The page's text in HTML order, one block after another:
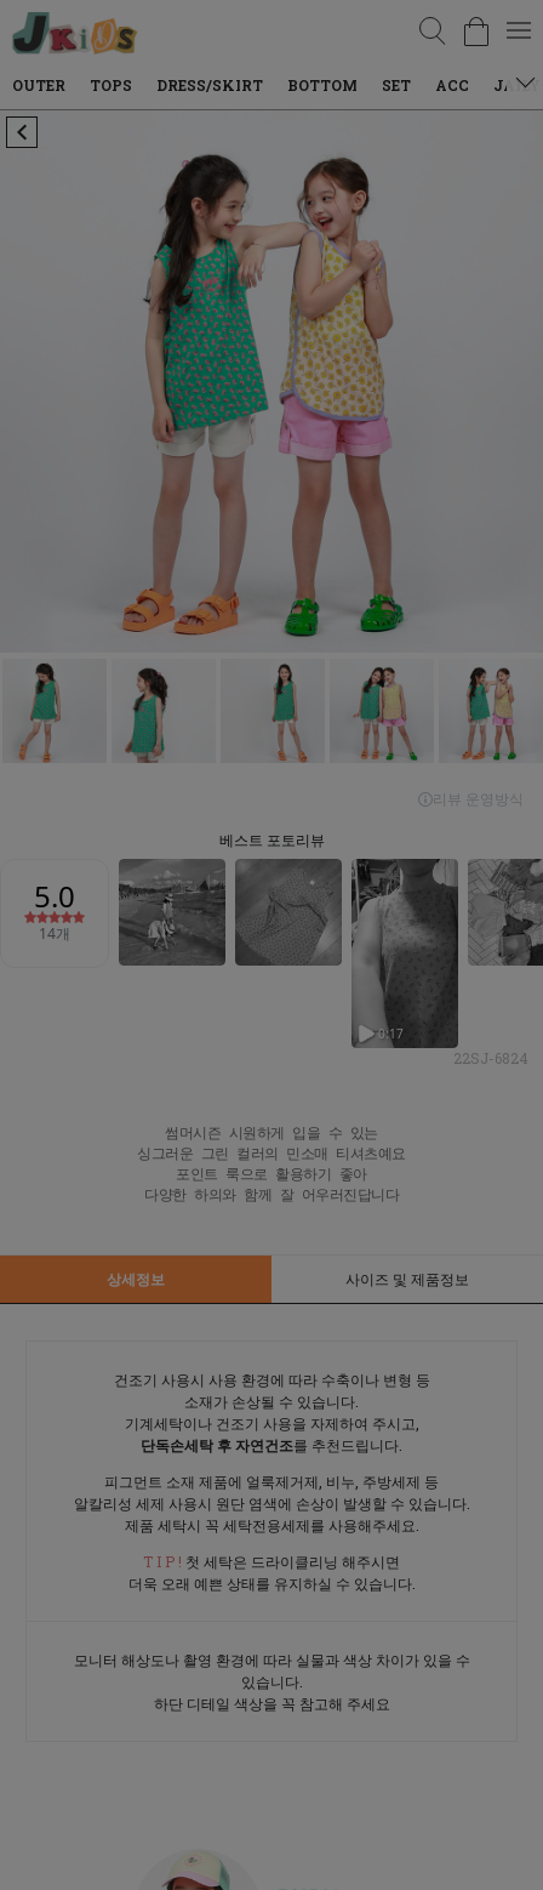
검색
TOPS DRESS/SKIRT BOTTOM SET ACC JAILY WEAR
22SJ-6824
썸머시즌 시원하게 입을 수 있는
싱그러운 그린 컬러의 민소매 티셔츠예요
포인트 룩으로 활용하기 좋아
다양한 하의와 함께 잘 어우러진답니다
상세정보 사이즈 및 제품정보
건조기 사용시 사용 환경에 따라 수축이나 변형 등
소재가 손상될 수 있습니다.
기계세탁이나 건조기 사용을 자제하여 주시고,
단독손세탁 후 자연건조를 추천드립니다.
피그먼트 소재 제품에 얼룩제거제, 비누, 주방세제 등
알칼리성 세제 사용시 원단 염색에 손상이 발생할 수 있습니다.
제품 세탁시 꼭 세탁전용세제를 사용해주세요.
T I P ! 첫 세탁은 드라이클리닝 해주시면
더욱 오래 예쁜 상태를 유지하실 수 있습니다.
모니터 해상도나 촬영 환경에 따라 실물과 색상 차이가 있을 수
있습니다.
하단 디테일 색상을 꼭 참고해 주세요